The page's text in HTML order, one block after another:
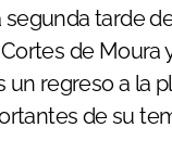
tarde
de Moura
regreso a la
de su